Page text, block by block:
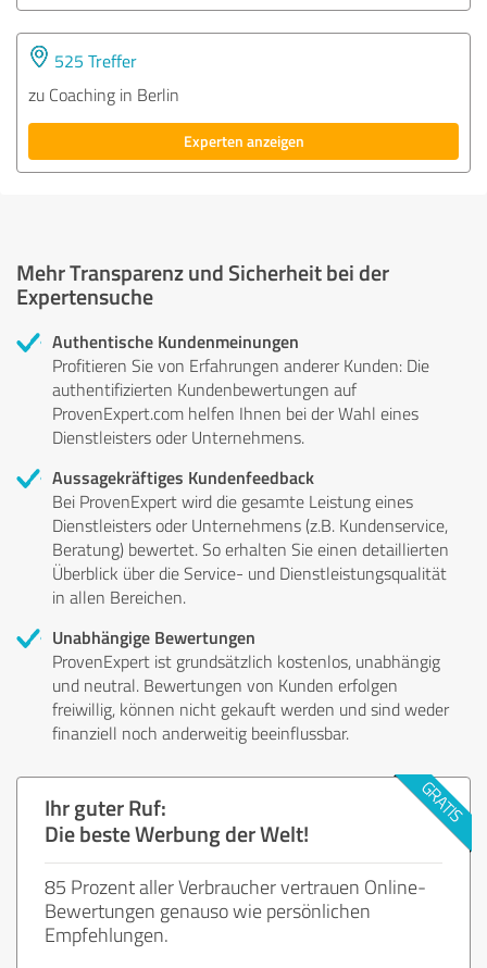
525 Treffer
zu Coaching in Berlin
Experten anzeigen
Mehr Transparenz und Sicherheit bei der
Expertensuche
Authentische Kundenmeinungen
Profitieren Sie von Erfahrungen anderer Kunden: Die
authentifizierten Kundenbewertungen auf
ProvenExpert.com helfen Ihnen bei der Wahl eines
Dienstleisters oder Unternehmens.
Aussagekräftiges Kundenfeedback
Bei ProvenExpert wird die gesamte Leistung eines
Dienstleisters oder Unternehmens (z.B. Kundenservice,
Beratung) bewertet. So erhalten Sie einen detaillierten
Überblick über die Service- und Dienstleistungsqualität
in allen Bereichen.
Unabhängige Bewertungen
ProvenExpert ist grundsätzlich kostenlos, unabhängig
und neutral. Bewertungen von Kunden erfolgen
freiwillig, können nicht gekauft werden und sind weder
finanziell noch anderweitig beeinflussbar.
Ihr guter Ruf:
Die beste Werbung der Welt!
85 Prozent aller Verbraucher vertrauen Online-
Bewertungen genauso wie persönlichen
Empfehlungen.